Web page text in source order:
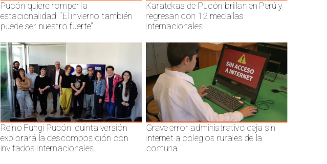
Pucón quiere romper la
estacionalidad: “El invierno también
puede ser nuestro fuerte”
Karatekas de Pucón brillan en Perú y
regresan con 12 medallas
internacionales
Reino Fungi Pucón: quinta versión
explorará la descomposición con
invitados internacionales
Grave error administrativo deja sin
internet a colegios rurales de la
comuna